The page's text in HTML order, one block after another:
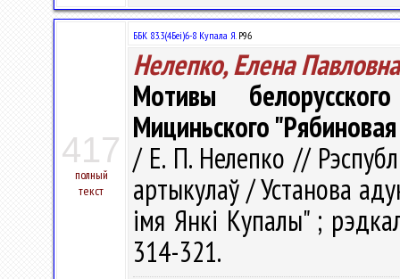
417
полный
текст
ББК 83.3(4Беі)6-8 Купала Я.Р96
Нелепко, Елена Павловна
Мотивы
Мициньского
/ Е. П. Нелепко //
артыкулаў / Установа
імя Янкі Купалы" ;
314-321.